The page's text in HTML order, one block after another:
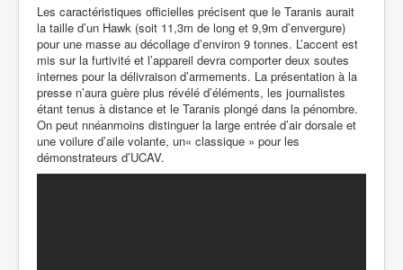
Les caractéristiques officielles précisent que le Taranis aurait
la taille d’un Hawk (soit 11,3m de long et 9,9m d’envergure)
pour une masse au décollage d’environ 9 tonnes. L’accent est
mis sur la furtivité et l’appareil devra comporter deux soutes
internes pour la délivraison d’armements. La présentation à la
presse n’aura guère plus révélé d’éléments, les journalistes
étant tenus à distance et le Taranis plongé dans la pénombre.
On peut nnéanmoins distinguer la large entrée d’air dorsale et
une voilure d’aile volante, un« classique » pour les
démonstrateurs d’UCAV.